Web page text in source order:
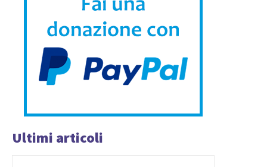
Ultimi articoli